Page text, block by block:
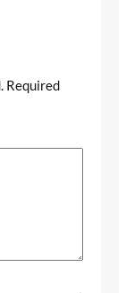
Required